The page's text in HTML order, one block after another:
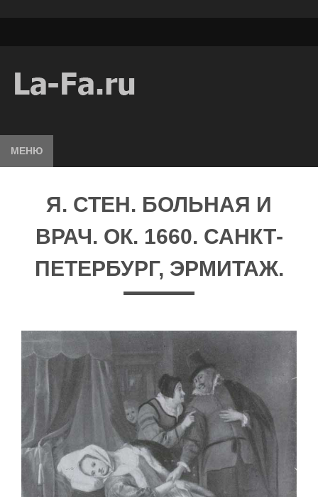
МЕНЮ
Я. СТЕН. БОЛЬНАЯ И
ВРАЧ. ОК. 1660. САНКТ-
ПЕТЕРБУРГ, ЭРМИТАЖ.